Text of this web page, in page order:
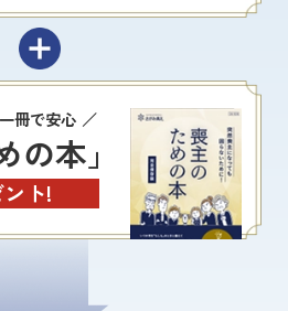
冊で安心
の本」
ト!